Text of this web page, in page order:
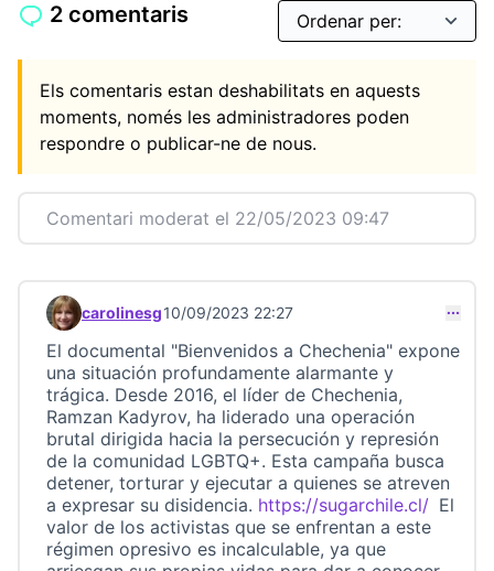
2 comentaris
Els comentaris estan deshabilitats en aquests
moments, només les administradores poden
respondre o publicar-ne de nous.
Comentari moderat el 22/05/2023 09:47
Comentari 23232
carolinesg10/09/2023 22:27
El documental "Bienvenidos a Chechenia" expone
una situación profundamente alarmante y
trágica. Desde 2016, el líder de Chechenia,
Ramzan Kadyrov, ha liderado una operación
brutal dirigida hacia la persecución y represión
de la comunidad LGBTQ+. Esta campaña busca
detener, torturar y ejecutar a quienes se atreven
a expresar su disidencia. https://sugarchile.cl/
(Link
El
valor de los activistas que se enfrentan a este
régimen opresivo es incalculable, ya que